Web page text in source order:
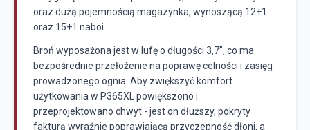
oraz dużą pojemnością magazynka, wynoszącą 12+1
oraz 15+1 naboi.
Broń wyposażona jest w lufę o długości 3,7”, co ma
bezpośrednie przełożenie na poprawę celności i zasięg
prowadzonego ognia. Aby zwiększyć komfort
użytkowania w P365XL powiększono i
przeprojektowano chwyt - jest on dłuższy, pokryty
fakturą wyraźnie poprawiającą przyczepność dłoni, a